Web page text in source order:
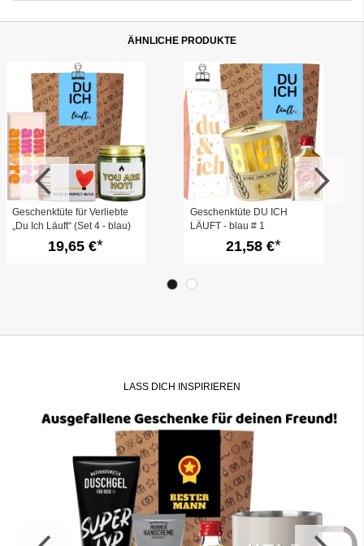
ÄHNLICHE PRODUKTE
Geschenktüte für Verliebte
„Du Ich Läuft“ (Set 4 - blau)
19,65 €
Geschenktüte DU ICH
LÄUFT - blau # 1
21,58 €
LASS DICH INSPIRIEREN